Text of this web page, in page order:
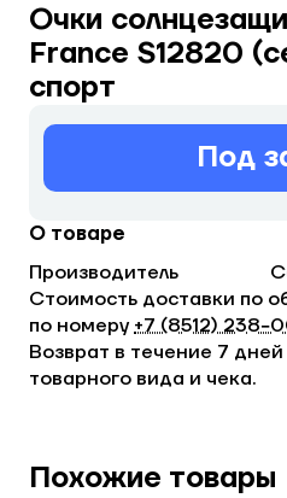
Очки
France S12820
спорт
Под
О товаре
Производитель
Стоимость доставки по
по номеру +7 (8512)
Возврат в течение 7
товарного вида и чека.
Похожие товары